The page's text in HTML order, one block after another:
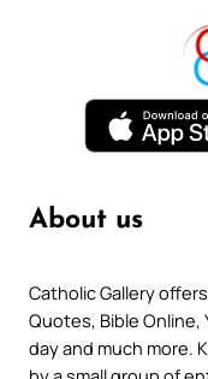
About us
Catholic Gallery
Quotes, Bible Online,
day and much more.